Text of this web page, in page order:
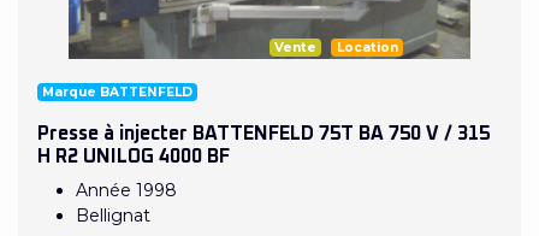
Vente Location
Marque BATTENFELD
Presse à injecter BATTENFELD 75T BA 750 V / 315
H R2 UNILOG 4000 BF
Année 1998
Bellignat